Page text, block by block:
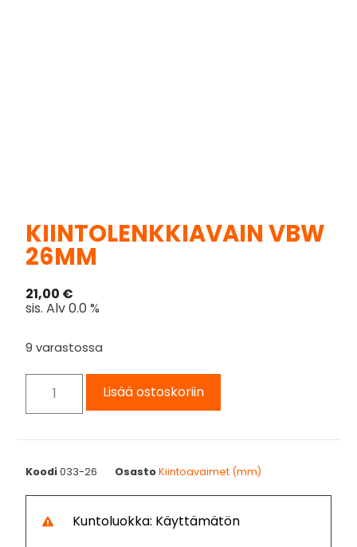
KIINTOLENKKIAVAIN VBW
26MM
21,00 €
sis. Alv 0.0 %
9 varastossa
Lisää ostoskoriin
Koodi033-26 OsastoKiintoavaimet (mm)
Kuntoluokka: Käyttämätön